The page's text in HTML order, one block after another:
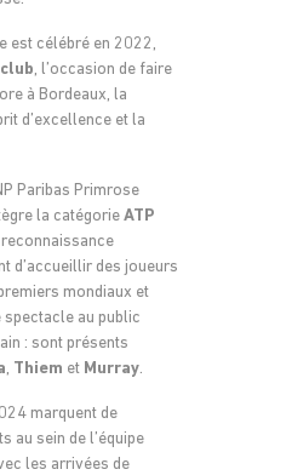
est célébré en 2022,
, l’occasion de faire
à Bordeaux, la
d’excellence et la
Paribas Primrose
la catégorie ATP
reconnaissance
d’accueillir des joueurs
mondiaux et
au public
: sont présents
, Thiem et Murray.
marquent de
au sein de l’équipe
les arrivées de